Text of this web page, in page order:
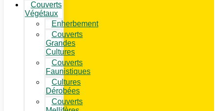
Couverts
Végétaux
Enherbement
Couverts
Grandes
Cultures
Couverts
Faunistiques
Cultures
Dérobées
Couverts